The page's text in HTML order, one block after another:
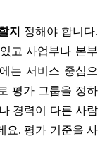
지 정해야 합니다.
고 사업부나 본부
는 서비스 중심으
평가 그룹을 정하
경력이 다른 사람
요. 평가 기준을 사